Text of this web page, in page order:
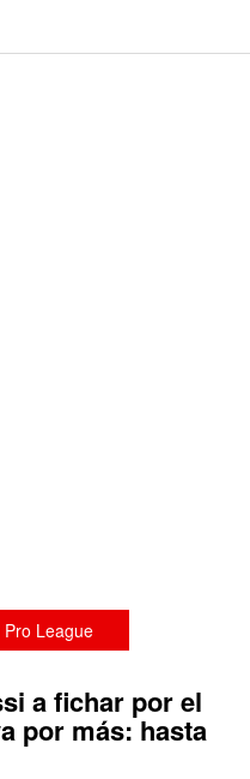
Pro League
a fichar por el
por más: hasta